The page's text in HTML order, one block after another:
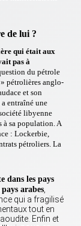
de lui ?
qui était aux
pas à
du pétrole
pétrolières anglo-
et son
entraîné une
libyenne
à sa population. A
: Lockerbie,
pétroliers. La
dans les pays
arabes,
qui a fragilisé
tout en
Enfin et